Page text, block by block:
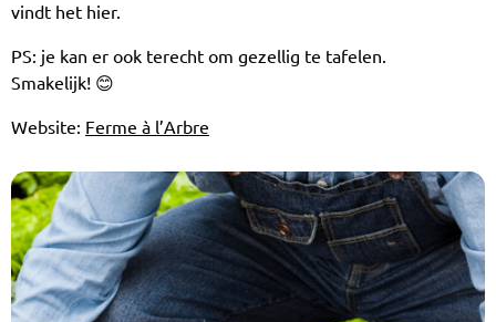
vindt het hier.
PS: je kan er ook terecht om gezellig te tafelen.
Smakelijk! 😊
Website: Ferme à l’Arbre